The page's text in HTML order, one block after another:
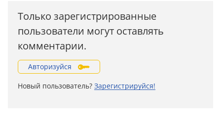
Только зарегистрированные
пользователи могут оставлять
комментарии.
Авторизуйся
Новый пользователь? Зарегистрируйся!